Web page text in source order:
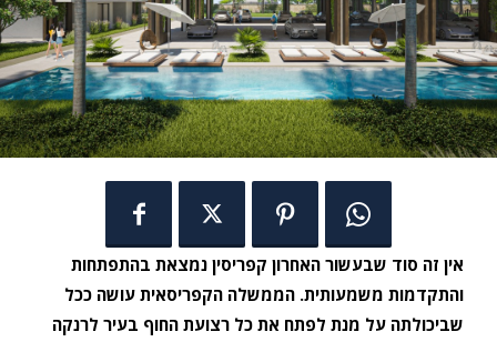
אין זה סוד שבעשור האחרון קפריסין נמצאת בהתפתחות
והתקדמות משמעותית. הממשלה הקפריסאית עושה ככל
שביכולתה על מנת לפתח את כל רצועת החוף בעיר לרנקה